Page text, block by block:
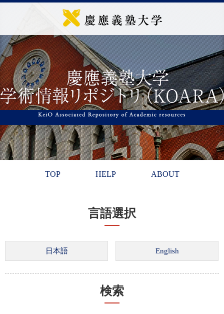
TOP HELP ABOUT
言語選択
検索